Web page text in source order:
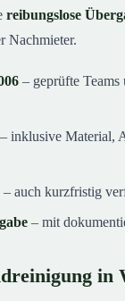
reibungslose
Nachmieter.
– geprüfte Teams
– inklusive Material,
– auch kurzfristig
– mit
in